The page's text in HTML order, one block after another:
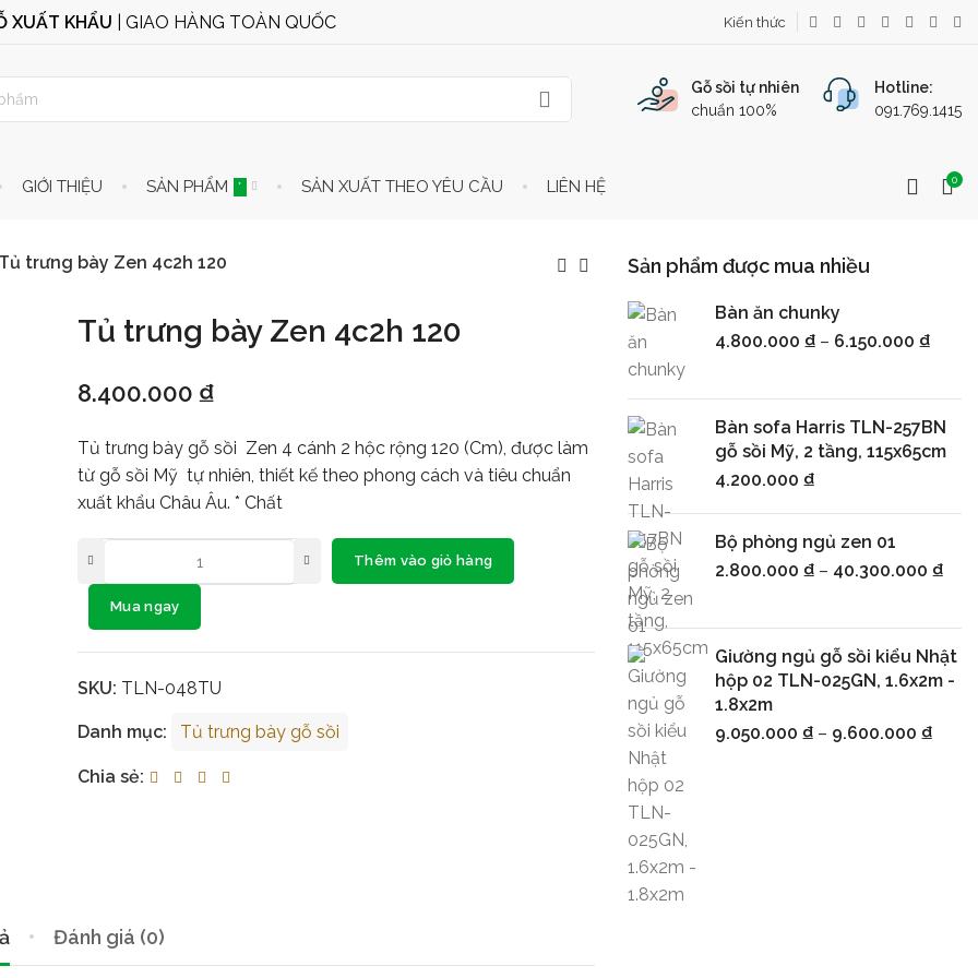
XUẤT KHẨU | GIAO HÀNG TOÀN QUỐC Kiến thức
Gỗ sồi tự nhiên
chuẩn 100%
Hotline:
091.769.1415
GIỚI THIỆU SẢN PHẨM * SẢN XUẤT THEO YÊU CẦU LIÊN HỆ 0
trưng bày Zen 4c2h 120
Tủ trưng bày Zen 4c2h 120
8.400.000 ₫
Tủ trưng bày gỗ sồi Zen 4 cánh 2 hộc rộng 120 (Cm), được làm
từ gỗ sồi Mỹ tự nhiên, thiết kế theo phong cách và tiêu chuẩn
xuất khẩu Châu Âu. * Chất
Thêm vào giỏ hàng
Mua ngay
SKU: TLN-048TU
Danh mục: Tủ trưng bày gỗ sồi
Chia sẻ:
Đánh giá (0)
Sản phẩm được mua nhiều
Bàn ăn chunky
4.800.000 ₫ – 6.150.000 ₫
Bàn sofa Harris TLN-257BN
gỗ sồi Mỹ, 2 tầng, 115x65cm
4.200.000 ₫
Bộ phòng ngủ zen 01
2.800.000 ₫ – 40.300.000 ₫
Giường ngủ gỗ sồi kiểu Nhật
hộp 02 TLN-025GN, 1.6x2m -
1.8x2m
9.050.000 ₫ – 9.600.000 ₫